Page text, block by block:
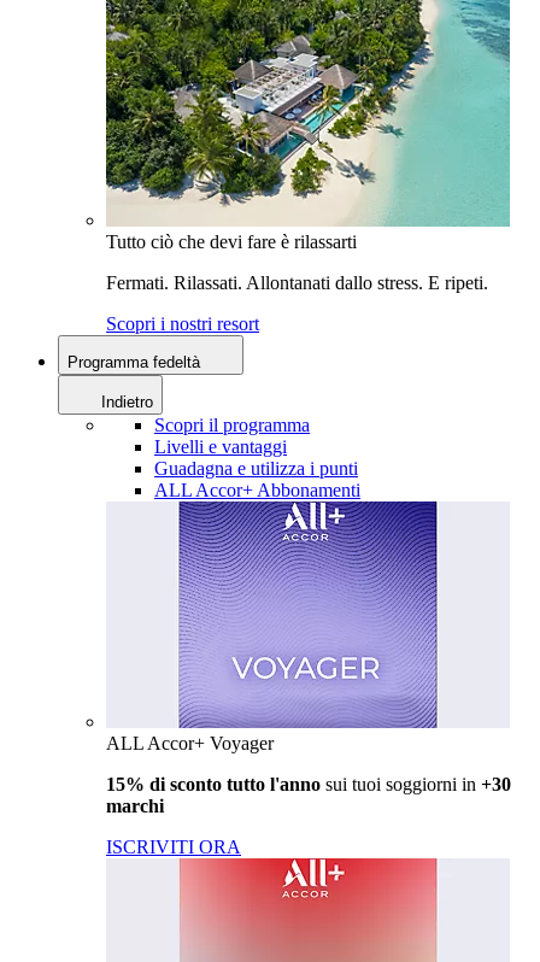
Tutto ciò che devi fare è rilassarti
Fermati. Rilassati. Allontanati dallo stress. E ripeti.
Scopri i nostri resort
Programma fedeltà
Indietro
Scopri il programma
Livelli e vantaggi
Guadagna e utilizza i punti
ALL Accor+ Abbonamenti
ALL Accor+ Voyager
15% di sconto tutto l'anno sui tuoi soggiorni in +30
marchi
ISCRIVITI ORA